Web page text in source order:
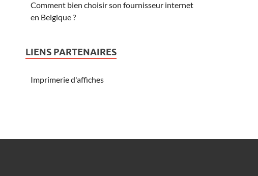
Comment bien choisir son fournisseur internet
en Belgique ?
LIENS PARTENAIRES
Imprimerie d'affiches